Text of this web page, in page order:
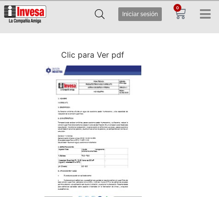
Iniciar sesión
0
Clic para Ver pdf